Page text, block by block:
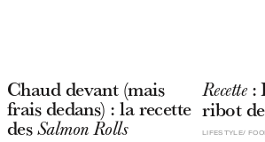
Chaud devant (mais
frais dedans) : la recette
desSalmon Rolls
Recette:
ribot
LIFESTYLE